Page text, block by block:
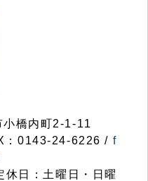
橋内町2-1-11
：0143-24-6226 / f
日：土曜日・日曜